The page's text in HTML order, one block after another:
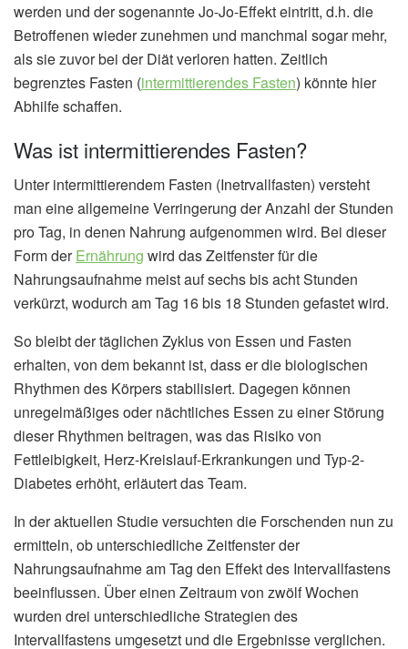
werden und der sogenannte Jo-Jo-Effekt eintritt, d.h. die
Betroffenen wieder zunehmen und manchmal sogar mehr,
als sie zuvor bei der Diät verloren hatten. Zeitlich
begrenztes Fasten (intermittierendes Fasten) könnte hier
Abhilfe schaffen.
Was ist intermittierendes Fasten?
Unter intermittierendem Fasten (Inetrvallfasten) versteht
man eine allgemeine Verringerung der Anzahl der Stunden
pro Tag, in denen Nahrung aufgenommen wird. Bei dieser
Form derErnährung wird das Zeitfenster für die
Nahrungsaufnahme meist auf sechs bis acht Stunden
verkürzt, wodurch am Tag 16 bis 18 Stunden gefastet wird.
So bleibt der täglichen Zyklus von Essen und Fasten
erhalten, von dem bekannt ist, dass er die biologischen
Rhythmen des Körpers stabilisiert. Dagegen können
unregelmäßiges oder nächtliches Essen zu einer Störung
dieser Rhythmen beitragen, was das Risiko von
Fettleibigkeit, Herz-Kreislauf-Erkrankungen und Typ-2-
Diabetes erhöht, erläutert das Team.
In der aktuellen Studie versuchten die Forschenden nun zu
ermitteln, ob unterschiedliche Zeitfenster der
Nahrungsaufnahme am Tag den Effekt des Intervallfastens
beeinflussen. Über einen Zeitraum von zwölf Wochen
wurden drei unterschiedliche Strategien des
Intervallfastens umgesetzt und die Ergebnisse verglichen.